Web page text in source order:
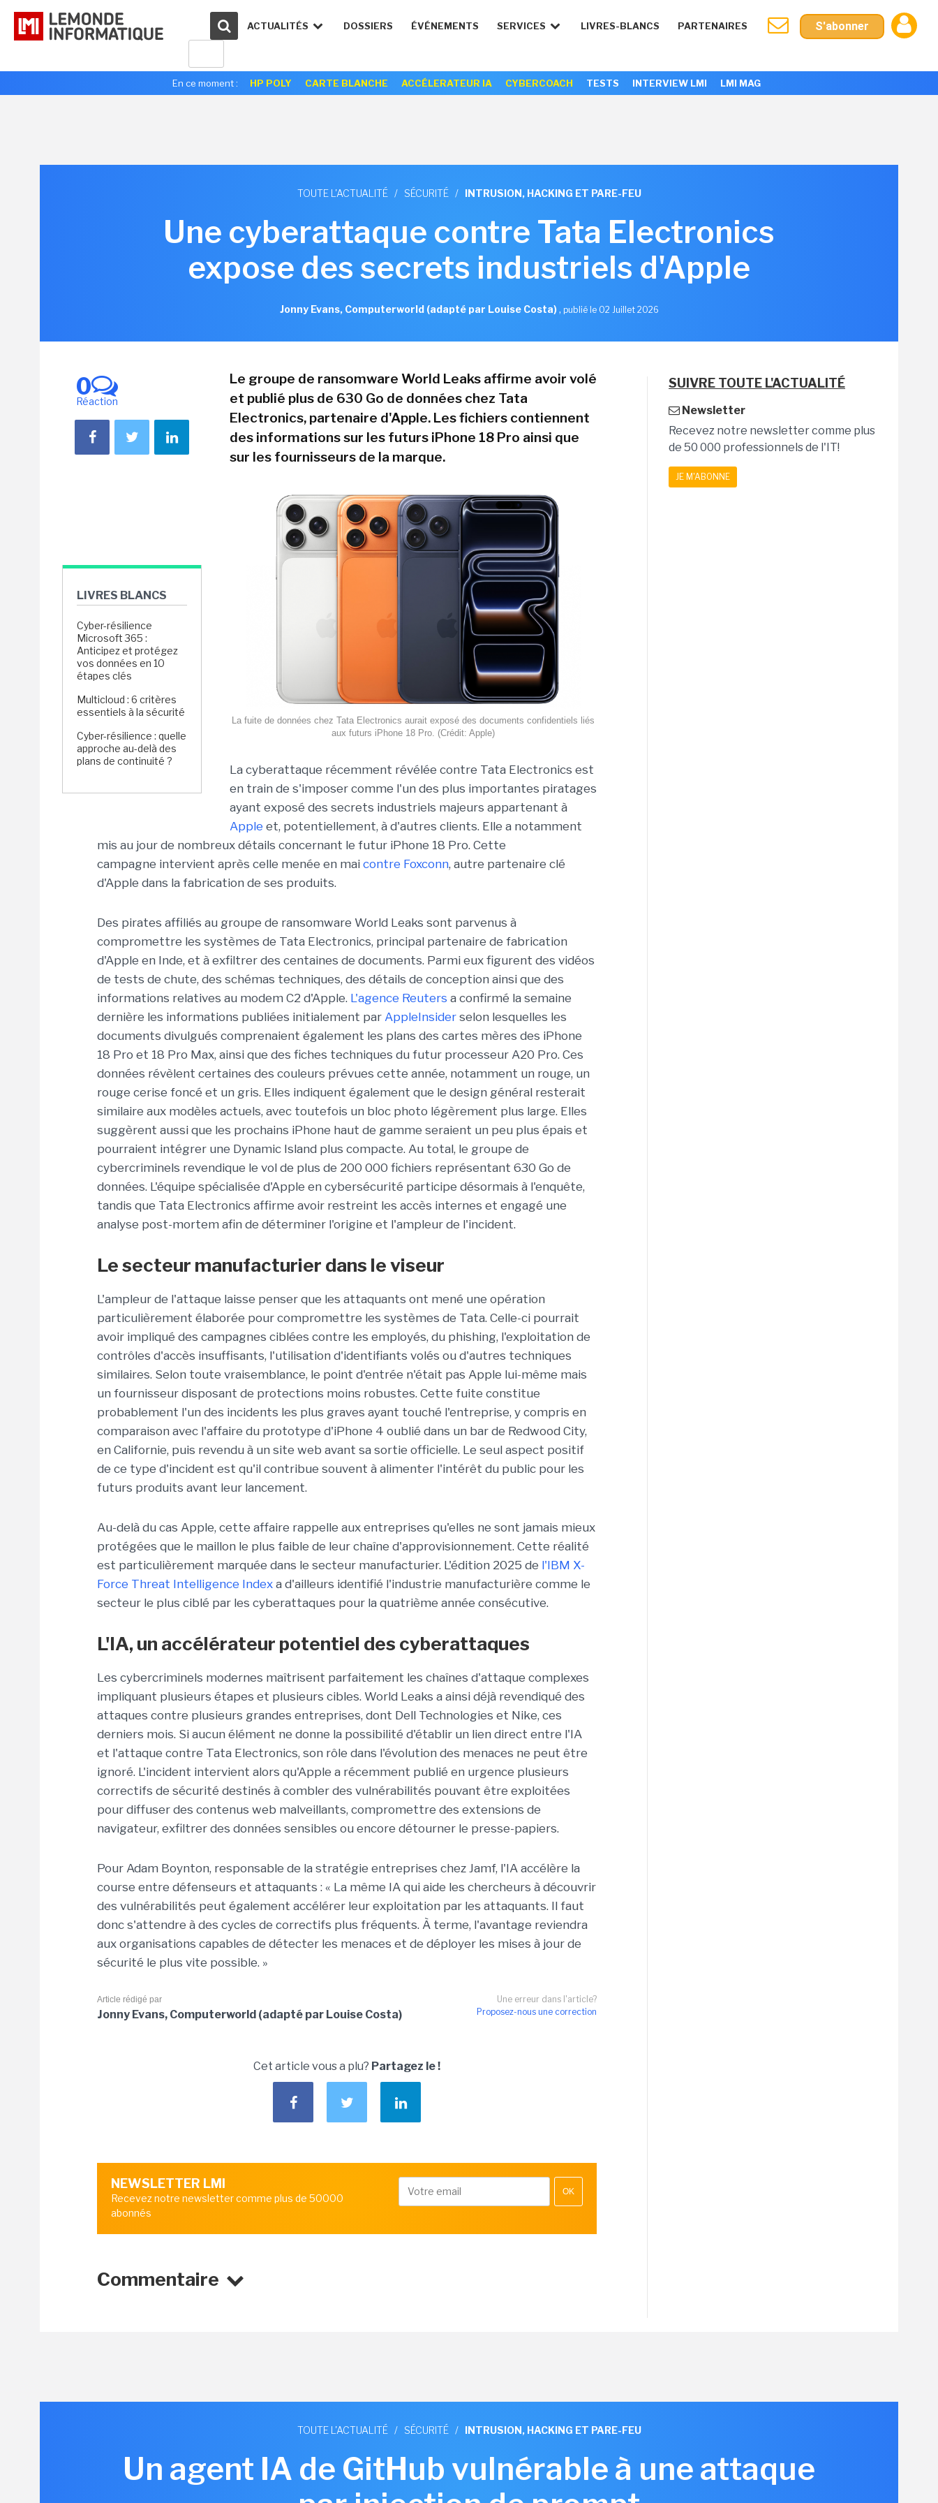
ACTUALITÉS DOSSIERS ÉVÉNEMENTS SERVICES LIVRES-BLANCS PARTENAIRES S'abonner
En ce moment : HP POLY CARTE BLANCHE ACCÉLERATEUR IA CYBERCOACH TESTS INTERVIEW LMI LMI MAG
TOUTE L'ACTUALITÉ / SÉCURITÉ / INTRUSION, HACKING ET PARE-FEU
Une cyberattaque contre Tata Electronics
expose des secrets industriels d'Apple
Jonny Evans, Computerworld (adapté par Louise Costa), publié le 02 Juillet 2026
0
Réaction
LIVRES BLANCS
Cyber-résilience
Microsoft 365 :
Anticipez et protégez
vos données en 10
étapes clés
Multicloud : 6 critères
essentiels à la sécurité
Cyber-résilience : quelle
approche au-delà des
plans de continuité ?
Le groupe de ransomware World Leaks affirme avoir volé
et publié plus de 630 Go de données chez Tata
Electronics, partenaire d'Apple. Les fichiers contiennent
des informations sur les futurs iPhone 18 Pro ainsi que
sur les fournisseurs de la marque.
La fuite de données chez Tata Electronics aurait exposé des documents confidentiels liés
aux futurs iPhone 18 Pro. (Crédit: Apple)
La cyberattaque récemment révélée contre Tata Electronics est
en train de s'imposer comme l'un des plus importantes piratages
ayant exposé des secrets industriels majeurs appartenant à
Apple et, potentiellement, à d'autres clients. Elle a notamment
mis au jour de nombreux détails concernant le futur iPhone 18 Pro. Cette
campagne intervient après celle menée en mai contre Foxconn, autre partenaire clé
d'Apple dans la fabrication de ses produits.
Des pirates affiliés au groupe de ransomware World Leaks sont parvenus à
compromettre les systèmes de Tata Electronics, principal partenaire de fabrication
d'Apple en Inde, et à exfiltrer des centaines de documents. Parmi eux figurent des vidéos
de tests de chute, des schémas techniques, des détails de conception ainsi que des
informations relatives au modem C2 d'Apple. L'agence Reuters a confirmé la semaine
dernière les informations publiées initialement par AppleInsider selon lesquelles les
documents divulgués comprenaient également les plans des cartes mères des iPhone
18 Pro et 18 Pro Max, ainsi que des fiches techniques du futur processeur A20 Pro. Ces
données révèlent certaines des couleurs prévues cette année, notamment un rouge, un
rouge cerise foncé et un gris. Elles indiquent également que le design général resterait
similaire aux modèles actuels, avec toutefois un bloc photo légèrement plus large. Elles
suggèrent aussi que les prochains iPhone haut de gamme seraient un peu plus épais et
pourraient intégrer une Dynamic Island plus compacte. Au total, le groupe de
cybercriminels revendique le vol de plus de 200 000 fichiers représentant 630 Go de
données. L'équipe spécialisée d'Apple en cybersécurité participe désormais à l'enquête,
tandis que Tata Electronics affirme avoir restreint les accès internes et engagé une
analyse post-mortem afin de déterminer l'origine et l'ampleur de l'incident.
Le secteur manufacturier dans le viseur
L'ampleur de l'attaque laisse penser que les attaquants ont mené une opération
particulièrement élaborée pour compromettre les systèmes de Tata. Celle-ci pourrait
avoir impliqué des campagnes ciblées contre les employés, du phishing, l'exploitation de
contrôles d'accès insuffisants, l'utilisation d'identifiants volés ou d'autres techniques
similaires. Selon toute vraisemblance, le point d'entrée n'était pas Apple lui-même mais
un fournisseur disposant de protections moins robustes. Cette fuite constitue
probablement l'un des incidents les plus graves ayant touché l'entreprise, y compris en
comparaison avec l'affaire du prototype d'iPhone 4 oublié dans un bar de Redwood City,
en Californie, puis revendu à un site web avant sa sortie officielle. Le seul aspect positif
de ce type d'incident est qu'il contribue souvent à alimenter l'intérêt du public pour les
futurs produits avant leur lancement.
Au-delà du cas Apple, cette affaire rappelle aux entreprises qu'elles ne sont jamais mieux
protégées que le maillon le plus faible de leur chaîne d'approvisionnement. Cette réalité
est particulièrement marquée dans le secteur manufacturier. L'édition 2025 de l'IBM X-
Force Threat Intelligence Index a d'ailleurs identifié l'industrie manufacturière comme le
secteur le plus ciblé par les cyberattaques pour la quatrième année consécutive.
L'IA, un accélérateur potentiel des cyberattaques
Les cybercriminels modernes maîtrisent parfaitement les chaînes d'attaque complexes
impliquant plusieurs étapes et plusieurs cibles. World Leaks a ainsi déjà revendiqué des
attaques contre plusieurs grandes entreprises, dont Dell Technologies et Nike, ces
derniers mois. Si aucun élément ne donne la possibilité d'établir un lien direct entre l'IA
et l'attaque contre Tata Electronics, son rôle dans l'évolution des menaces ne peut être
ignoré. L'incident intervient alors qu'Apple a récemment publié en urgence plusieurs
correctifs de sécurité destinés à combler des vulnérabilités pouvant être exploitées
pour diffuser des contenus web malveillants, compromettre des extensions de
navigateur, exfiltrer des données sensibles ou encore détourner le presse-papiers.
Pour Adam Boynton, responsable de la stratégie entreprises chez Jamf, l'IA accélère la
course entre défenseurs et attaquants : « La même IA qui aide les chercheurs à découvrir
des vulnérabilités peut également accélérer leur exploitation par les attaquants. Il faut
donc s'attendre à des cycles de correctifs plus fréquents. À terme, l'avantage reviendra
aux organisations capables de détecter les menaces et de déployer les mises à jour de
sécurité le plus vite possible. »
Une erreur dans l'article?
Proposez-nous une correction
Article rédigé par
Jonny Evans, Computerworld (adapté par Louise Costa)
Cet article vous a plu? Partagez le !
NEWSLETTER LMI
Recevez notre newsletter comme plus de 50000
abonnés
OK
Commentaire
SUIVRE TOUTE L'ACTUALITÉ
Newsletter
Recevez notre newsletter comme plus
de 50 000 professionnels de l'IT!
JE M'ABONNE
TOUTE L'ACTUALITÉ / SÉCURITÉ / INTRUSION, HACKING ET PARE-FEU
Un agent IA de GitHub vulnérable à une attaque